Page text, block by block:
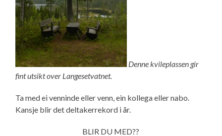
Denne kvileplassen gir
fint utsikt over Langesetvatnet.
Ta med ei venninde eller venn, ein kollega eller nabo.
Kansje blir det deltakerrekord i år.
BLIR DU MED??